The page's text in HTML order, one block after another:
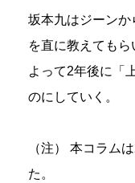
坂本九はジーン
を直に教えても
よって2年後に「
のにしていく。
（注） 本コラム
た。